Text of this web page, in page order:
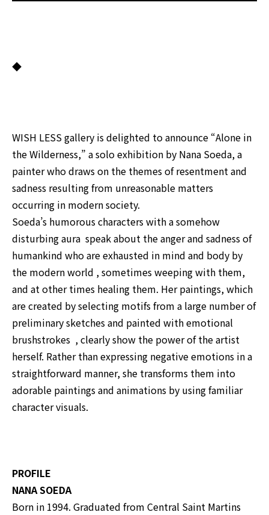
◆
WISH LESS gallery is delighted to announce “Alone in
the Wilderness,” a solo exhibition by Nana Soeda, a
painter who draws on the themes of resentment and
sadness resulting from unreasonable matters
occurring in modern society.
Soeda’s humorous characters with a somehow
disturbing aura speak about the anger and sadness of
humankind who are exhausted in mind and body by
the modern world , sometimes weeping with them,
and at other times healing them. Her paintings, which
are created by selecting motifs from a large number of
preliminary sketches and painted with emotional
brushstrokes , clearly show the power of the artist
herself. Rather than expressing negative emotions in a
straightforward manner, she transforms them into
adorable paintings and animations by using familiar
character visuals.
PROFILE
NANA SOEDA
Born in 1994. Graduated from Central Saint Martins